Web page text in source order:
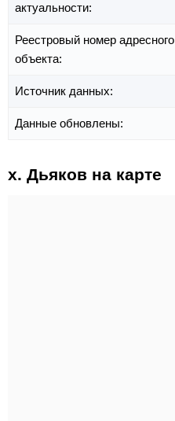
актуальности:
Реестровый номер адресного
объекта:
Источник данных:
Данные обновлены:
х. Дьяков на карте